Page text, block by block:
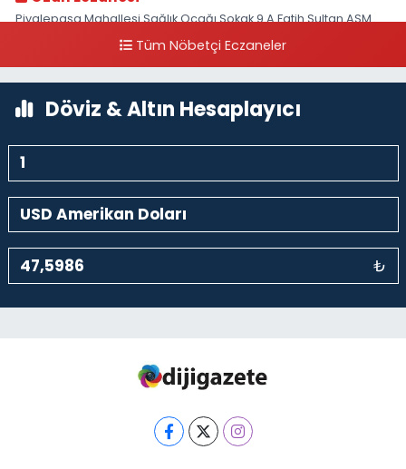
Piyalepaşa Mahallesi Sağlık Ocağı Sokak 9 A Fatih Sultan ASM
Tüm Nöbetçi Eczaneler
Döviz & Altın Hesaplayıcı
₺